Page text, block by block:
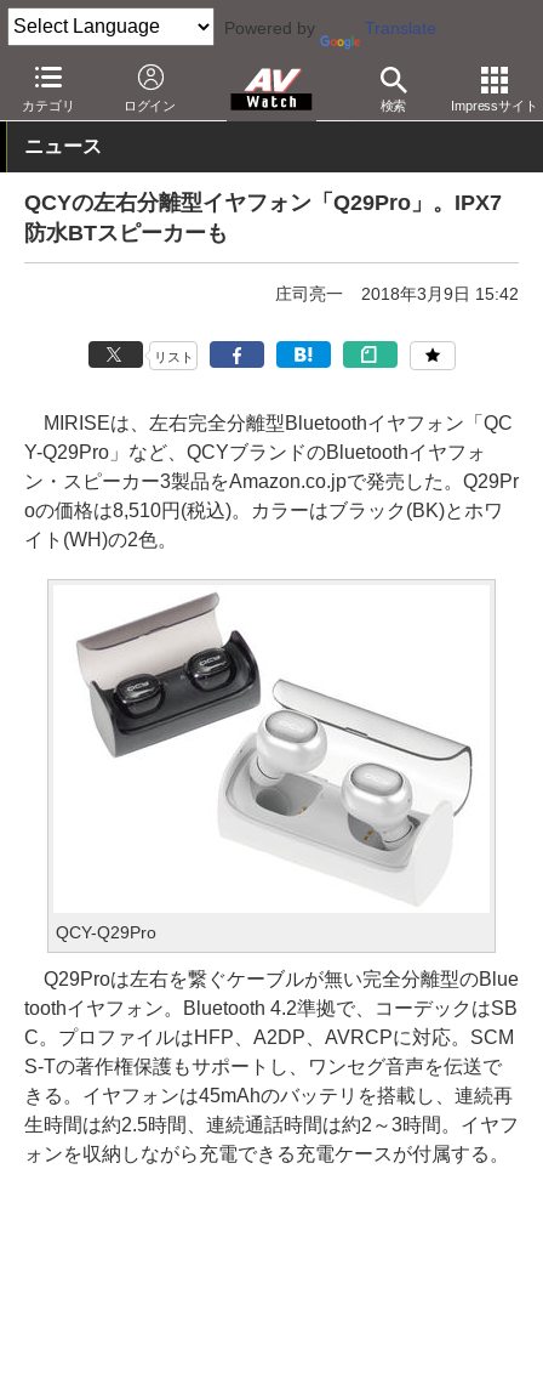
Powered by Translate
カテゴリ ログイン 検索 Impressサイト
AV Watch 製品 ヘッドフォン その他
ニュース
QCYの左右分離型イヤフォン「Q29Pro」。IPX7
防水BTスピーカーも
庄司亮一 2018年3月9日 15:42
リスト
MIRISEは、左右完全分離型Bluetoothイヤフォン「QC
Y-Q29Pro」など、QCYブランドのBluetoothイヤフォ
ン・スピーカー3製品をAmazon.co.jpで発売した。Q29Pr
oの価格は8,510円(税込)。カラーはブラック(BK)とホワ
イト(WH)の2色。
QCY-Q29Pro
Q29Proは左右を繋ぐケーブルが無い完全分離型のBlue
toothイヤフォン。Bluetooth 4.2準拠で、コーデックはSB
C。プロファイルはHFP、A2DP、AVRCPに対応。SCM
S-Tの著作権保護もサポートし、ワンセグ音声を伝送で
きる。イヤフォンは45mAhのバッテリを搭載し、連続再
生時間は約2.5時間、連続通話時間は約2～3時間。イヤフ
ォンを収納しながら充電できる充電ケースが付属する。